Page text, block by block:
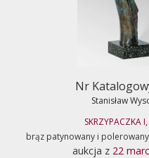
Nr
Stanisław
SKRZYPACZKA
brąz patynowany i
aukcja z 22